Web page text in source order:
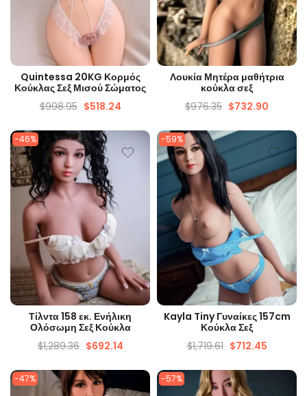
ΓΡΉΓΟΡΗ ΜΑΤΙΆ
Quintessa 20KG Κορμός
Κούκλας Σεξ Μισού Σώματος
$998.95 $518.24
ΓΡΉΓΟΡΗ ΜΑΤΙΆ
Λουκία Μητέρα μαθήτρια
κούκλα σεξ
$976.35 $732.90
-46%
ΓΡΉΓΟΡΗ ΜΑΤΙΆ
Τίλντα 158 εκ. Ενήλικη
Ολόσωμη Σεξ Κούκλα
$1,289.36 $692.14
-59%
ΓΡΉΓΟΡΗ ΜΑΤΙΆ
Kayla Tiny Γυναίκες 157cm
Κούκλα Σεξ
$1,719.61 $712.45
-47% -57%